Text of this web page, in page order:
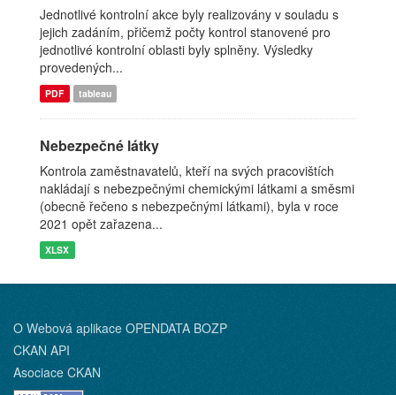
Jednotlivé kontrolní akce byly realizovány v souladu s
jejich zadáním, přičemž počty kontrol stanovené pro
jednotlivé kontrolní oblasti byly splněny. Výsledky
provedených...
PDF tableau
Nebezpečné látky
Kontrola zaměstnavatelů, kteří na svých pracovištích
nakládají s nebezpečnými chemickými látkami a směsmi
(obecně řečeno s nebezpečnými látkami), byla v roce
2021 opět zařazena...
XLSX
O Webová aplikace OPENDATA BOZP
CKAN API
Asociace CKAN